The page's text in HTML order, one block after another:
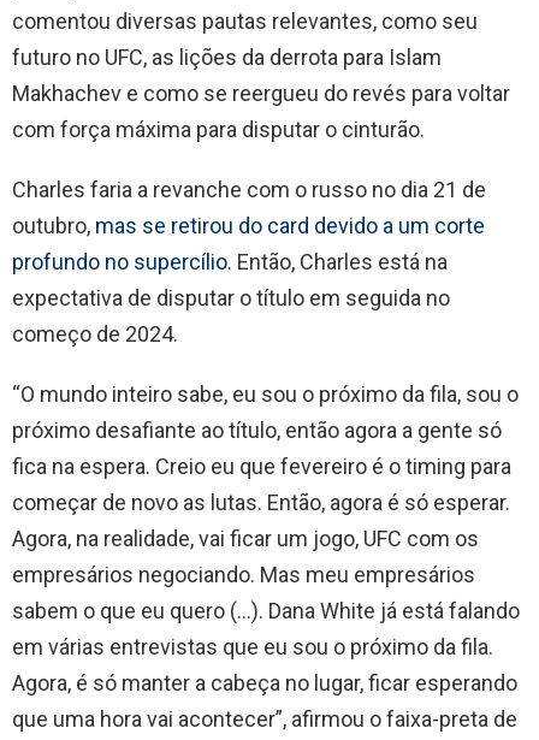
comentou diversas pautas relevantes, como seu
futuro no UFC, as lições da derrota para Islam
Makhachev e como se reergueu do revés para voltar
com força máxima para disputar o cinturão.
Charles faria a revanche com o russo no dia 21 de
outubro, mas se retirou do card devido a um corte
profundo no supercílio. Então, Charles está na
expectativa de disputar o título em seguida no
começo de 2024.
“O mundo inteiro sabe, eu sou o próximo da fila, sou o
próximo desafiante ao título, então agora a gente só
fica na espera. Creio eu que fevereiro é o timing para
começar de novo as lutas. Então, agora é só esperar.
Agora, na realidade, vai ficar um jogo, UFC com os
empresários negociando. Mas meu empresários
sabem o que eu quero (…). Dana White já está falando
em várias entrevistas que eu sou o próximo da fila.
Agora, é só manter a cabeça no lugar, ficar esperando
que uma hora vai acontecer”, afirmou o faixa-preta de